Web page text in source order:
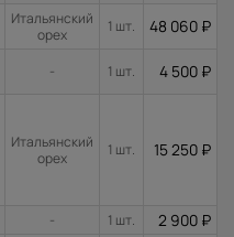
Итальянский
орех
1 шт. 48 060 ₽
- 1 шт. 4 500 ₽
Итальянский
орех
1 шт. 15 250 ₽
- 1 шт. 2 900 ₽